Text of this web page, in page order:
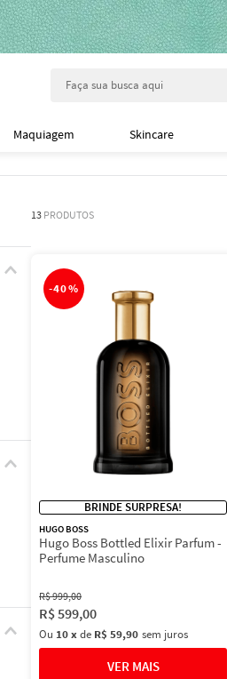
Maquiagem Skincare
13 PRODUTOS
-40%
BRINDE SURPRESA!
HUGO BOSS
Hugo Boss Bottled Elixir Parfum -
Perfume Masculino
R$999,00
R$599,00
Ou 10xde R$ 59,90 sem juros